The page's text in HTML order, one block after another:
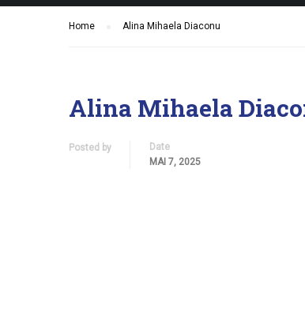
Home Alina Mihaela Diaconu
Alina Mihaela
Posted by
Date
MAI 7, 2025